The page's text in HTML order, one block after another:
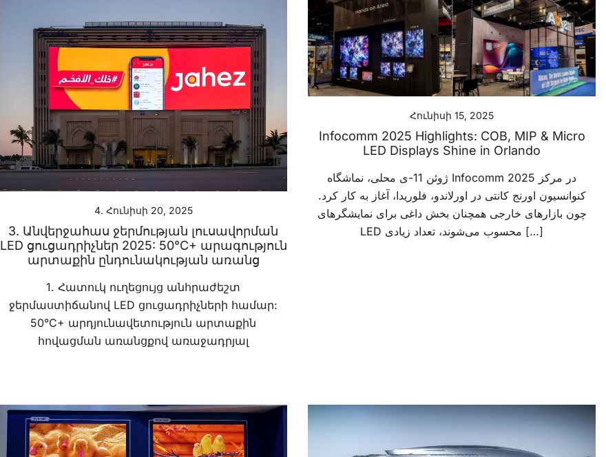
4. Հունիսի 20, 2025
3. Անվերջահաս ջերմության լուսավորման
LED ցուցադրիչներ 2025: 50°C+ արագություն
արտաքին ընդունակության առանց
1. Հատուկ ուղեցույց անհրաժեշտ
ջերմաստիճանով LED ցուցադրիչների համար:
50°C+ արդյունավետություն արտաքին
հովացման առանցքով առաջադրյալ
Հունիսի 15, 2025
Infocomm 2025 Highlights: COB, MIP & Micro
LED Displays Shine in Orlando
ژوئن 11-ی محلی، نماشگاه Infocomm 2025 در مرکز
کنوانسیون اورنج کانتی در اورلاندو، فلوریدا، آغاز به کار کرد.
چون بازارهای خارجی همچنان بخش داغی برای نمایشگرهای
LED محسوب می‌شوند، تعداد زیادی […]